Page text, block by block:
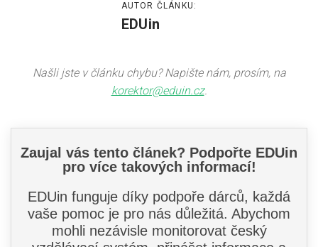
AUTOR ČLÁNKU:
EDUin
Našli jste v článku chybu? Napište nám, prosím, na
korektor@eduin.cz.